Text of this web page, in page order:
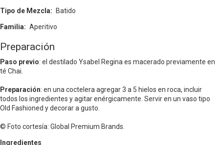
Tipo de Mezcla Batido
Familia Aperitivo
Preparación
Paso previo: el destilado Ysabel Regina es macerado previamente en
té Chai.
Preparación: en una coctelera agregar 3 a 5 hielos en roca, incluir
todos los ingredientes y agitar enérgicamente. Servir en un vaso tipo
Old Fashioned y decorar a gusto.
© Foto cortesía: Global Premium Brands.
Ingredientes